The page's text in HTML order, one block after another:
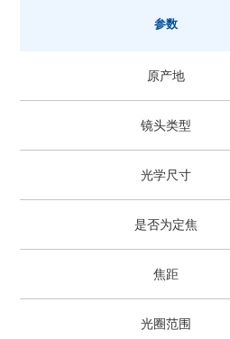
参数
原产地
镜头类型
光学尺寸
是否为定焦
焦距
光圈范围